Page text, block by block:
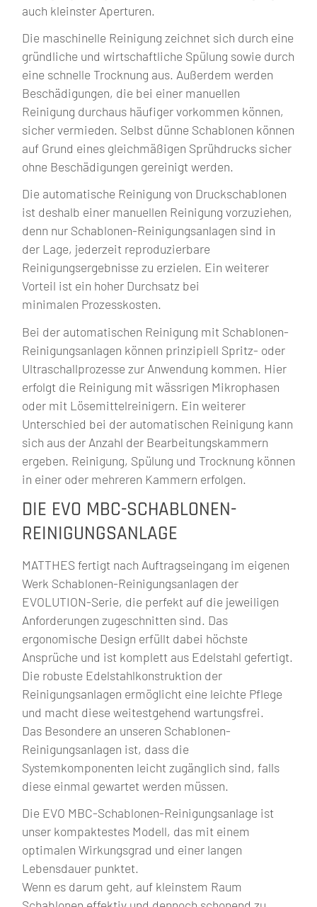
auch kleinster Aperturen.
Die maschinelle Reinigung zeichnet sich durch eine
gründliche und wirtschaftliche Spülung sowie durch
eine schnelle Trocknung aus. Außerdem werden
Beschädigungen, die bei einer manuellen
Reinigung durchaus häufiger vorkommen können,
sicher vermieden. Selbst dünne Schablonen können
auf Grund eines gleichmäßigen Sprühdrucks sicher
ohne Beschädigungen gereinigt werden.
Die automatische Reinigung von Druckschablonen
ist deshalb einer manuellen Reinigung vorzuziehen,
denn nur Schablonen-Reinigungsanlagen sind in
der Lage, jederzeit reproduzierbare
Reinigungsergebnisse zu erzielen. Ein weiterer
Vorteil ist ein hoher Durchsatz bei
minimalen Prozesskosten.
Bei der automatischen Reinigung mit Schablonen-
Reinigungsanlagen können prinzipiell Spritz- oder
Ultraschallprozesse zur Anwendung kommen. Hier
erfolgt die Reinigung mit wässrigen Mikrophasen
oder mit Lösemittelreinigern. Ein weiterer
Unterschied bei der automatischen Reinigung kann
sich aus der Anzahl der Bearbeitungskammern
ergeben. Reinigung, Spülung und Trocknung können
in einer oder mehreren Kammern erfolgen.
DIE EVO MBC-SCHABLONEN-
REINIGUNGSANLAGE
MATTHES fertigt nach Auftragseingang im eigenen
Werk Schablonen-Reinigungsanlagen der
EVOLUTION-Serie, die perfekt auf die jeweiligen
Anforderungen zugeschnitten sind. Das
ergonomische Design erfüllt dabei höchste
Ansprüche und ist komplett aus Edelstahl gefertigt.
Die robuste Edelstahlkonstruktion der
Reinigungsanlagen ermöglicht eine leichte Pflege
und macht diese weitestgehend wartungsfrei.
Das Besondere an unseren Schablonen-
Reinigungsanlagen ist, dass die
Systemkomponenten leicht zugänglich sind, falls
diese einmal gewartet werden müssen.
Die EVO MBC-Schablonen-Reinigungsanlage ist
unser kompaktestes Modell, das mit einem
optimalen Wirkungsgrad und einer langen
Lebensdauer punktet.
Wenn es darum geht, auf kleinstem Raum